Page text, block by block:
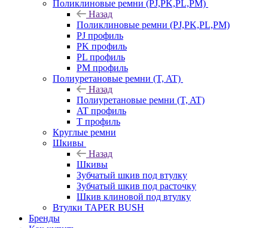
Поликлиновые ремни (PJ,PK,PL,PM)
Назад
Поликлиновые ремни (PJ,PK,PL,PM)
PJ профиль
PK профиль
PL профиль
PM профиль
Полиуретановые ремни (T, AT)
Назад
Полиуретановые ремни (T, AT)
AT профиль
T профиль
Круглые ремни
Шкивы
Назад
Шкивы
Зубчатый шкив под втулку
Зубчатый шкив под расточку
Шкив клиновой под втулку
Втулки TAPER BUSH
Бренды